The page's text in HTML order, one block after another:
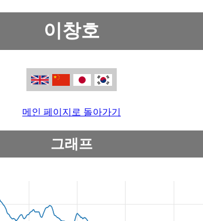
이창호
메인 페이지로 돌아가기
그래프